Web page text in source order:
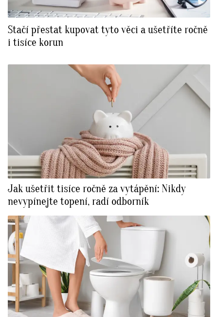
Stačí přestat kupovat tyto věci a ušetříte ročně
i tisíce korun
Jak ušetřit tisíce ročně za vytápění: Nikdy
nevypínejte topení, radí odborník